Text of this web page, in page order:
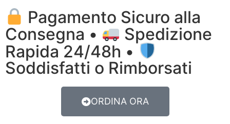
Pagamento Sicuro alla
Consegna •
Spedizione
Rapida 24/48h •
Soddisfatti o Rimborsati
ORDINA ORA